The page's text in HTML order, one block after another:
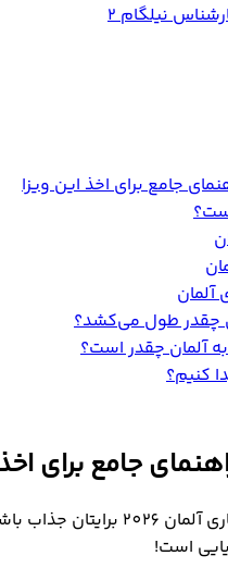
نیلگام 2
جامع برای اخذ این ویزا
آلمان
چقدر طول می‌کشد؟
آلمان چقدر است؟
کنیم؟
جامع برای
کاری به‌شمار می‌آید؛ به‌عبارتی،
است!